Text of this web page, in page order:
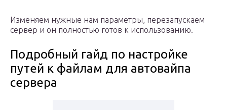
Изменяем нужные нам параметры, перезапускаем
сервер и он полностью готов к использованию.
Подробный гайд по настройке
путей к файлам для автовайпа
сервера